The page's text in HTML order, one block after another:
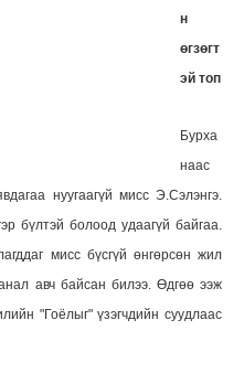
н
өгзөгт
эй топ
Бурха
наас
нуугаагүй мисс Э.Сэлэнгэ.
бүлтэй болоод удаагүй байгаа.
мисс бүсгүй өнгөрсөн жил
авч байсан билээ. Өдгөө ээж
"Гоёлыг" үзэгчдийн суудлаас